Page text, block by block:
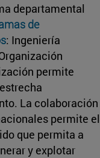
departamental
de
: Ingeniería
permite
La colaboración
permite el
que permita a
y explotar